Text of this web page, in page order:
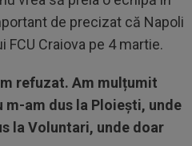
de precizat că Napoli
Craiova pe 4 martie.
refuzat. Am mulțumit
am dus la Ploiești, unde
la Voluntari, unde doar